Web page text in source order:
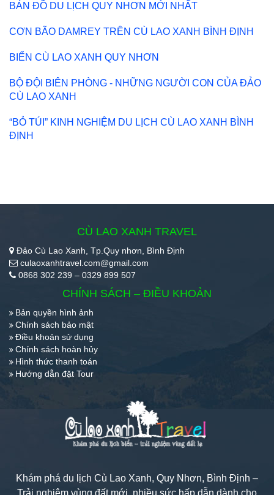
BẢN ĐỒ DU LỊCH QUY NHƠN MỚI NHẤT
CƠN BÃO DAMREY TRÊN CÙ LAO XANH BÌNH ĐỊNH
BIỂN CÙ LAO XANH QUY NHƠN
BỘ ĐỘI BIÊN PHÒNG - NHỮNG NGƯỜI CON CỦA ĐẢO
CÙ LAO XANH
“BỎ TÚI” KINH NGHIỆM DU LỊCH CÙ LAO XANH BÌNH
ĐỊNH
CÙ LAO XANH TRAVEL
Đảo Cù Lao Xanh, Tp.Quy nhơn, Bình Định
culaoxanhtravel.com@gmail.com
0868 302 239 – 0329 899 507
CHÍNH SÁCH – ĐIỀU KHOẢN
Bản quyền hình ảnh
Chính sách bảo mật
Điều khoản sử dụng
Chính sách hoàn hủy
Hình thức thanh toán
Hướng dẫn đặt Tour
Khám phá du lịch Cù Lao Xanh, Quy Nhơn, Bình Định –
Trải nghiệm vùng đất mới, nhiều sức hấp dẫn dành cho